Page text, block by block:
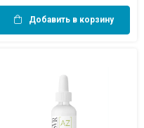
Добавить в корзину